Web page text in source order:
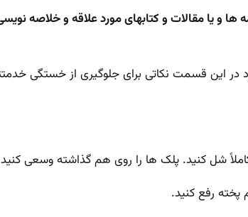
ها و یا مقالات و کتابهای مورد علاقه و خلاصه
قسمت نکاتی برای جلوگیری از خستگی
شل کنید. پلک ها را روی هم گذاشته وسعی
رفع کنید.